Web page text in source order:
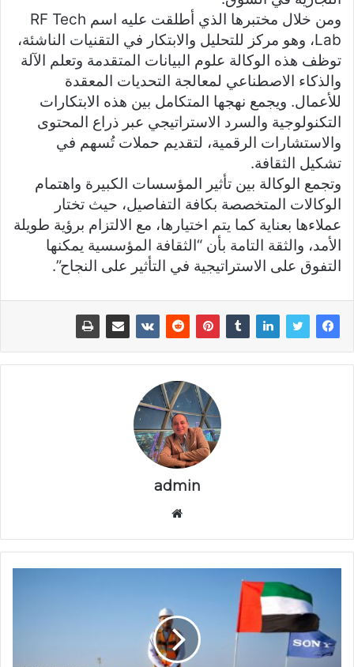
ومن خلال مختبرها الذي أطلقت عليه اسم RF Tech
Lab، وهو مركز للتحليل والابتكار في التقنيات الناشئة،
توظف هذه الوكالة علوم البيانات المتقدمة وتعلم الآلة
والذكاء الاصطناعي لمعالجة التحديات المعقدة
للأعمال. ويجمع نهجها المتكامل بين هذه الابتكارات
التكنولوجية والسرد الاستراتيجي عبر ذراع المحتوى
والاستشارات الرقمية، لتقديم حملات تُسهم في
تشكيل الثقافة.
وتجمع الوكالة بين تأثير المؤسسات الكبيرة واهتمام
الوكالات المتخصصة بكافة التفاصيل، حيث تختار
عملاءها بعناية كما يتم اختيارها، مع الالتزام برؤية طويلة
الأمد، والثقة التامة بأن “الثقافة المؤسسية يمكنها
التفوق على الاستراتيجية في التأثير على النجاح”.
admin